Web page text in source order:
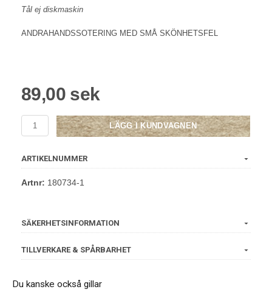
Tål ej diskmaskin
ANDRAHANDSSOTERING MED SMÅ SKÖNHETSFEL
89,00 sek
LÄGG I KUNDVAGNEN
ARTIKELNUMMER
Artnr: 180734-1
SÄKERHETSINFORMATION
TILLVERKARE & SPÅRBARHET
Du kanske också gillar